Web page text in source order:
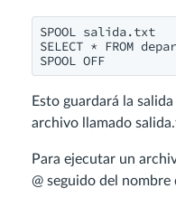
SPOOL salida.txt
SELECT * FROM
SPOOL OFF
Esto guardará la
archivo llamado
Para ejecutar un
@ seguido del